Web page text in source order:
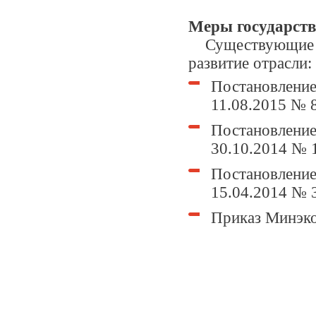
Меры
Существующие
развитие отрасли:
11.08.2015 №
30.10.2014 №
15.04.2014 №
Приказ